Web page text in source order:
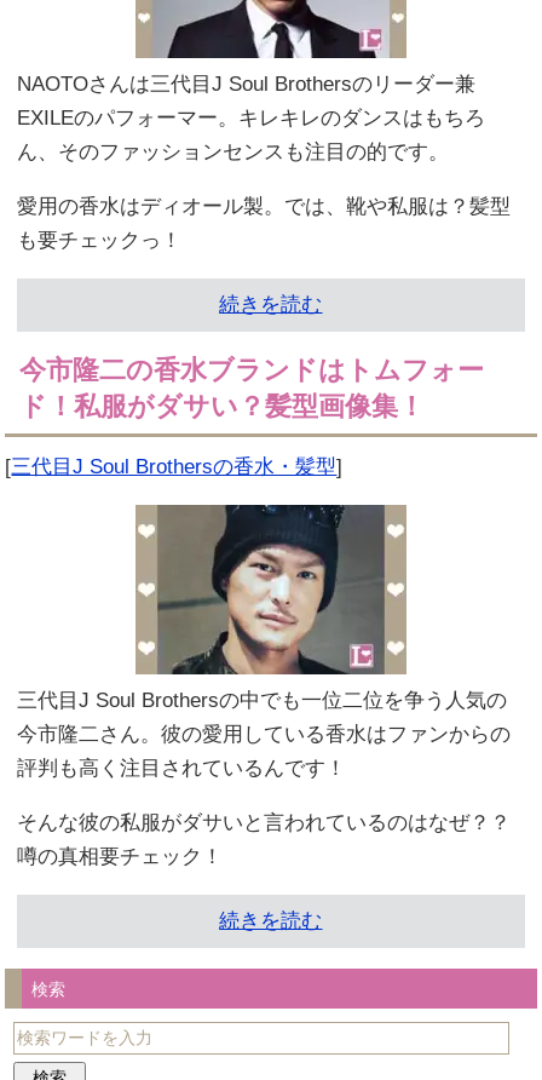
NAOTOさんは三代目J Soul Brothersのリーダー兼
EXILEのパフォーマー。キレキレのダンスはもちろ
ん、そのファッションセンスも注目の的です。
愛用の香水はディオール製。では、靴や私服は？髪型
も要チェックっ！
続きを読む
今市隆二の香水ブランドはトムフォー
ド！私服がダサい？髪型画像集！
[三代目J Soul Brothersの香水・髪型]
三代目J Soul Brothersの中でも一位二位を争う人気の
今市隆二さん。彼の愛用している香水はファンからの
評判も高く注目されているんです！
そんな彼の私服がダサいと言われているのはなぜ？？
噂の真相要チェック！
続きを読む
検索